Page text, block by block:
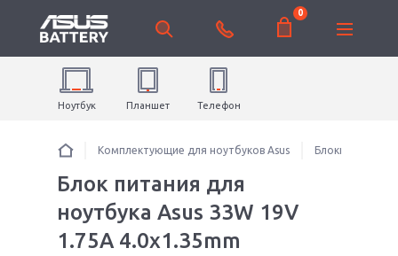
0
Ноутбук Планшет Телефон
Комплектующие для ноутбуков Asus Блоки питания
Блок питания для
ноутбука Asus 33W 19V
1.75A 4.0x1.35mm